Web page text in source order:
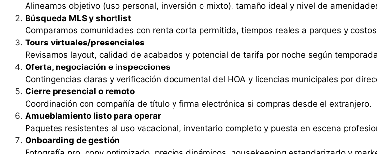
Alineamos objetivo (uso personal, inversión o mixto), tamaño ideal y nivel de
Búsqueda MLS y shortlist
Comparamos comunidades con renta corta permitida, tiempos reales a parques y
Tours virtuales/presenciales
Revisamos layout, calidad de acabados y potencial de tarifa por noche según
Oferta, negociación e inspecciones
Contingencias claras y verificación documental del HOA y licencias municipales por
Cierre presencial o remoto
Coordinación con compañía de título y firma electrónica si compras desde el extranjero.
Amueblamiento listo para operar
Paquetes resistentes al uso vacacional, inventario completo y puesta en escena
Onboarding de gestión